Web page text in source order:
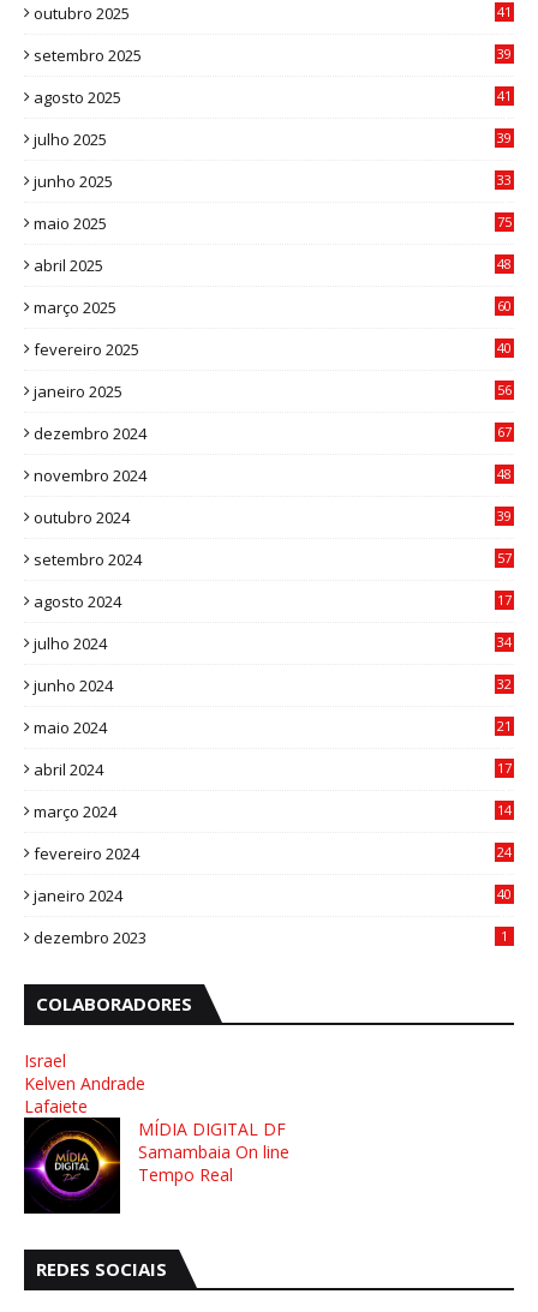
outubro 2025
41
setembro 2025
39
agosto 2025
41
julho 2025
39
junho 2025
33
maio 2025 75
abril 2025
48
março 2025
60
fevereiro 2025
40
janeiro 2025
56
dezembro 2024
67
novembro 2024
48
outubro 2024
39
setembro 2024
57
agosto 2024
17
julho 2024
34
junho 2024
32
maio 2024
21
abril 2024
17
março 2024
14
fevereiro 2024
24
janeiro 2024
40
dezembro 2023 1
COLABORADORES
Israel
Kelven Andrade
Lafaiete
MÍDIA DIGITAL DF
Samambaia On line
Tempo Real
REDES SOCIAIS